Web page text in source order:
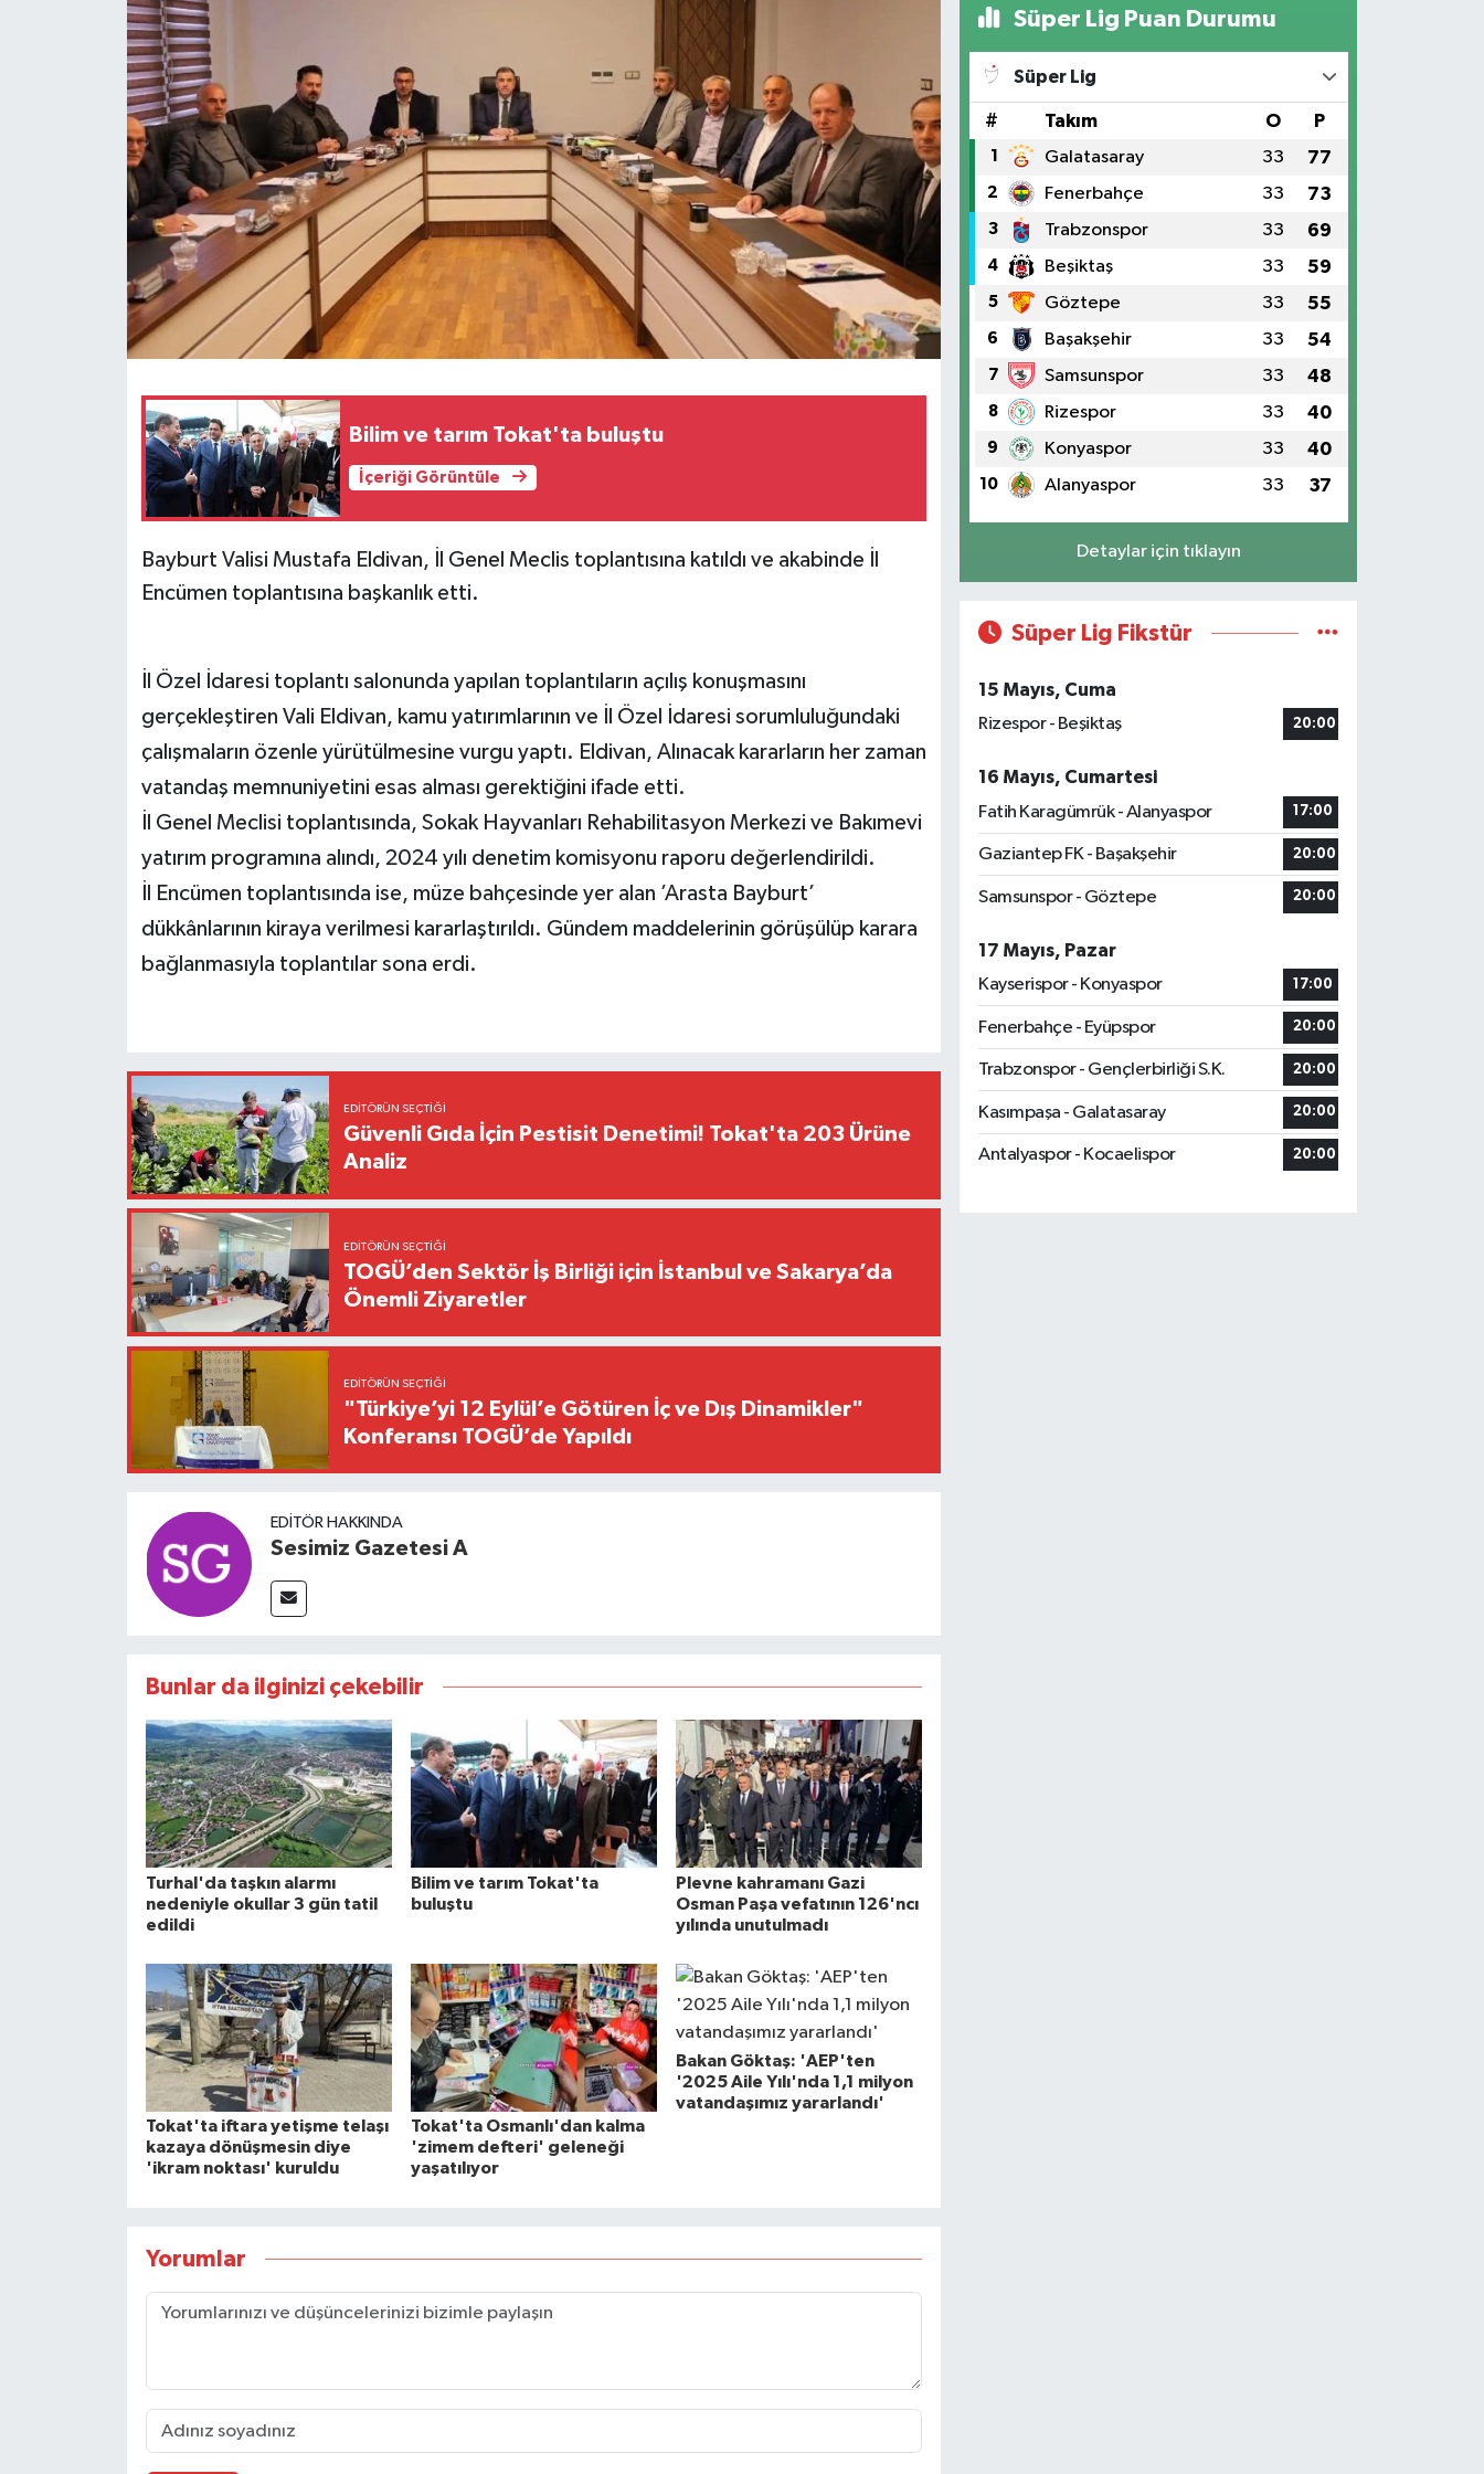
Bilim ve tarım Tokat'ta buluştu
İçeriği Görüntüle
Bayburt Valisi Mustafa Eldivan, İl Genel Meclis toplantısına katıldı ve akabinde İl
Encümen toplantısına başkanlık etti.
İl Özel İdaresi toplantı salonunda yapılan toplantıların açılış konuşmasını
gerçekleştiren Vali Eldivan, kamu yatırımlarının ve İl Özel İdaresi sorumluluğundaki
çalışmaların özenle yürütülmesine vurgu yaptı. Eldivan, Alınacak kararların her zaman
vatandaş memnuniyetini esas alması gerektiğini ifade etti.
İl Genel Meclisi toplantısında, Sokak Hayvanları Rehabilitasyon Merkezi ve Bakımevi
yatırım programına alındı, 2024 yılı denetim komisyonu raporu değerlendirildi.
İl Encümen toplantısında ise, müze bahçesinde yer alan ’Arasta Bayburt’
dükkânlarının kiraya verilmesi kararlaştırıldı. Gündem maddelerinin görüşülüp karara
bağlanmasıyla toplantılar sona erdi.
EDITÖRÜN SEÇTIĞI
Güvenli Gıda İçin Pestisit Denetimi! Tokat'ta 203 Ürüne
Analiz
EDITÖRÜN SEÇTIĞI
TOGÜ’den Sektör İş Birliği için İstanbul ve Sakarya’da
Önemli Ziyaretler
EDITÖRÜN SEÇTIĞI
"Türkiye’yi 12 Eylül’e Götüren İç ve Dış Dinamikler"
Konferansı TOGÜ’de Yapıldı
EDITÖR HAKKINDA
Sesimiz Gazetesi A
Bunlar da ilginizi çekebilir
Turhal'da taşkın alarmı
nedeniyle okullar 3 gün tatil
edildi
Bilim ve tarım Tokat'ta
buluştu
Plevne kahramanı Gazi
Osman Paşa vefatının 126'ncı
yılında unutulmadı
Tokat'ta iftara yetişme telaşı
kazaya dönüşmesin diye
'ikram noktası' kuruldu
Tokat'ta Osmanlı'dan kalma
'zimem defteri' geleneği
yaşatılıyor
Bakan Göktaş: 'AEP'ten
'2025 Aile Yılı'nda 1,1 milyon
vatandaşımız yararlandı'
Yorumlar
Süper Lig Puan Durumu
Süper Lig
# Takım O P
1 Galatasaray 33 77
2 Fenerbahçe 33 73
3 Trabzonspor 33 69
4 Beşiktaş 33 59
5 Göztepe 33 55
6 Başakşehir 33 54
7 Samsunspor 33 48
8 Rizespor 33 40
9 Konyaspor 33 40
10 Alanyaspor 33 37
Detaylar için tıklayın
Süper Lig Fikstür
15 Mayıs, Cuma
Rizespor - Beşiktaş
20:00
16 Mayıs, Cumartesi
Fatih Karagümrük - Alanyaspor
17:00
Gaziantep FK - Başakşehir 20:00
Samsunspor - Göztepe 20:00
17 Mayıs, Pazar
Kayserispor - Konyaspor
17:00
Fenerbahçe - Eyüpspor 20:00
Trabzonspor - Gençlerbirliği S.K. 20:00
Kasımpaşa - Galatasaray 20:00
Antalyaspor - Kocaelispor 20:00
Teknoloji
Tokat Haberleri